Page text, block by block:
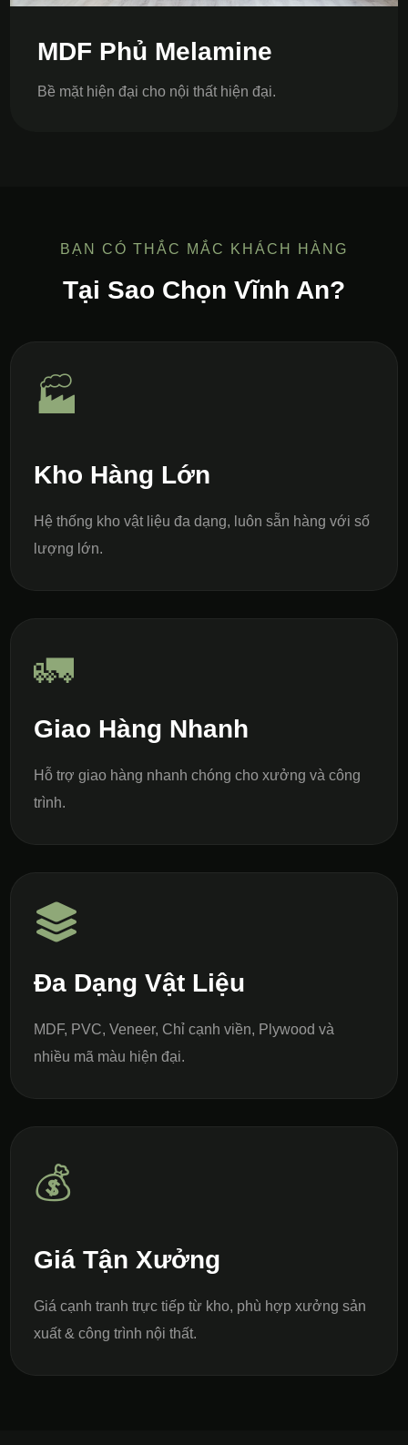
MDF Phủ Melamine
Bề mặt hiện đại cho nội thất hiện đại.
BẠN CÓ THẮC MẮC KHÁCH HÀNG
Tại Sao Chọn Vĩnh An?
🏭
Kho Hàng Lớn
Hệ thống kho vật liệu đa dạng, luôn sẵn hàng với số
lượng lớn.
🚛
Giao Hàng Nhanh
Hỗ trợ giao hàng nhanh chóng cho xưởng và công
trình.
Đa Dạng Vật Liệu
MDF, PVC, Veneer, Chỉ cạnh viền, Plywood và
nhiều mã màu hiện đại.
💰
Giá Tận Xưởng
Giá cạnh tranh trực tiếp từ kho, phù hợp xưởng sản
xuất & công trình nội thất.